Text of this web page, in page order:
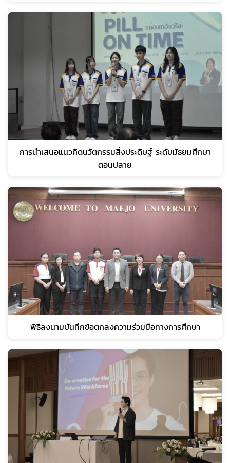
การนำเสนอแนวคิดนวัตกรรมสิ่งประดิษฐ์ ระดับมัธยมศึกษา
ตอนปลาย
พิธีลงนามบันทึกข้อตกลงความร่วมมือทางการศึกษา